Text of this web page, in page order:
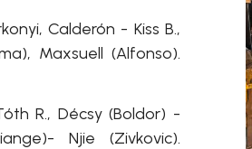
Calderón - Kiss B.,
Maxsuell (Alfonso).
R., Décsy (Boldor) -
Njie (Zivkovic).